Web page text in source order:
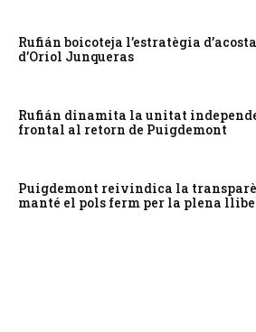
Rufián boicoteja l’estratègia
d’Oriol Junqueras
Rufián dinamita la unitat
frontal al retorn de Puigdemont
Puigdemont reivindica la
manté el pols ferm per la plena